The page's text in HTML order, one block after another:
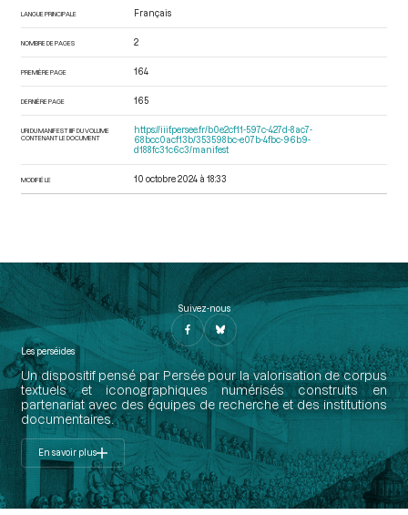
LANGUE PRINCIPALE Français
NOMBRE DE PAGES 2
PREMIÈRE PAGE 164
DERNIÈRE PAGE 165
URI DU MANIFEST IIIF DU VOLUME
CONTENANT LE DOCUMENT
https://iiif.persee.fr/b0e2cf11-597c-427d-8ac7-
68bcc0acf13b/353598bc-e07b-4fbc-96b9-
d188fc31c6c3/manifest
MODIFIÉ LE 10 octobre 2024 à 18:33
Suivez-nous
Les perséides
Un dispositif pensé par Persée pour la valorisation de corpus
textuels et iconographiques numérisés construits en
partenariat avec des équipes de recherche et des institutions
documentaires.
En savoir plus